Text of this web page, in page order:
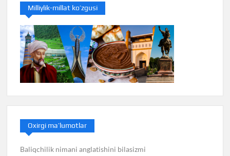
Milliylik-millat ko’zgusi
Oxirgi ma’lumotlar
Baliqchilik nimani anglatishini bilasizmi